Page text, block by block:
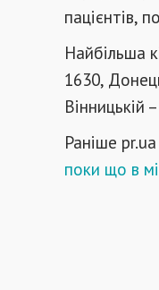
пацієнтів,
Найбільша
1630,
Вінницькій
Раніше
поки що в